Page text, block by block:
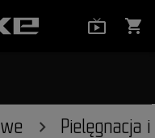
shopping_cart
Pielęgnacja i